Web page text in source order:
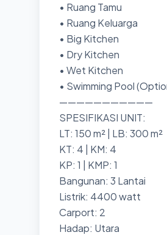
• Ruang Tamu
• Ruang Keluarga
• Big Kitchen
• Dry Kitchen
• Wet Kitchen
• Swimming Pool
———————————
SPESIFIKASI UNIT:
LT: 150 m² | LB: 300 m²
KT: 4 | KM: 4
KP: 1 | KMP: 1
Bangunan: 3 Lantai
Listrik: 4400 watt
Carport: 2
Hadap: Utara